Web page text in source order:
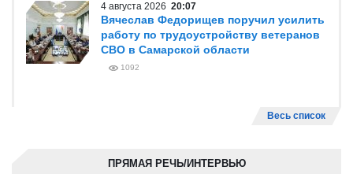
4 августа 2026 20:07
Вячеслав Федорищев поручил усилить
работу по трудоустройству ветеранов
СВО в Самарской области
1092
Весь список
ПРЯМАЯ РЕЧЬ/ИНТЕРВЬЮ